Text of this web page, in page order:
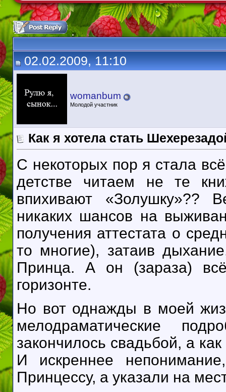
02.02.2009, 11:10
womanbum
Молодой участник
Как я хотела стать
С некоторых пор я стала
детстве читаем не те
впихивают «Золушку»??
никаких шансов на
получения аттестата о
то многие), затаив
Принца. А он (зараза)
горизонте.
Но вот однажды в моей
мелодраматические
закончилось свадьбой, а
И искреннее
Принцессу, а указали на